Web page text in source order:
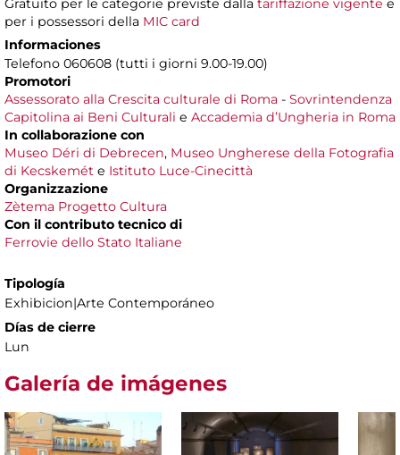
Gratuito per le categorie previste dalla tariffazione vigente e
per i possessori della MIC card
Informaciones
Telefono 060608 (tutti i giorni 9.00-19.00)
Promotori
Assessorato alla Crescita culturale di Roma - Sovrintendenza
Capitolina ai Beni Culturali e Accademia d’Ungheria in Roma
In collaborazione con
Museo Déri di Debrecen, Museo Ungherese della Fotografia
di Kecskemét e Istituto Luce-Cinecittà
Organizzazione
Zètema Progetto Cultura
Con il contributo tecnico di
Ferrovie dello Stato Italiane
Tipología
Exhibicion|Arte Contemporáneo
Días de cierre
Lun
Galería de imágenes